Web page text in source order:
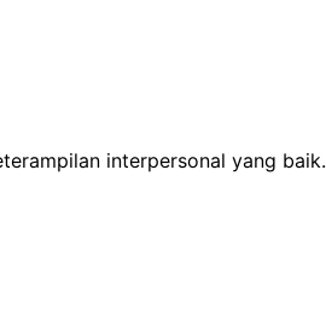
interpersonal yang baik.